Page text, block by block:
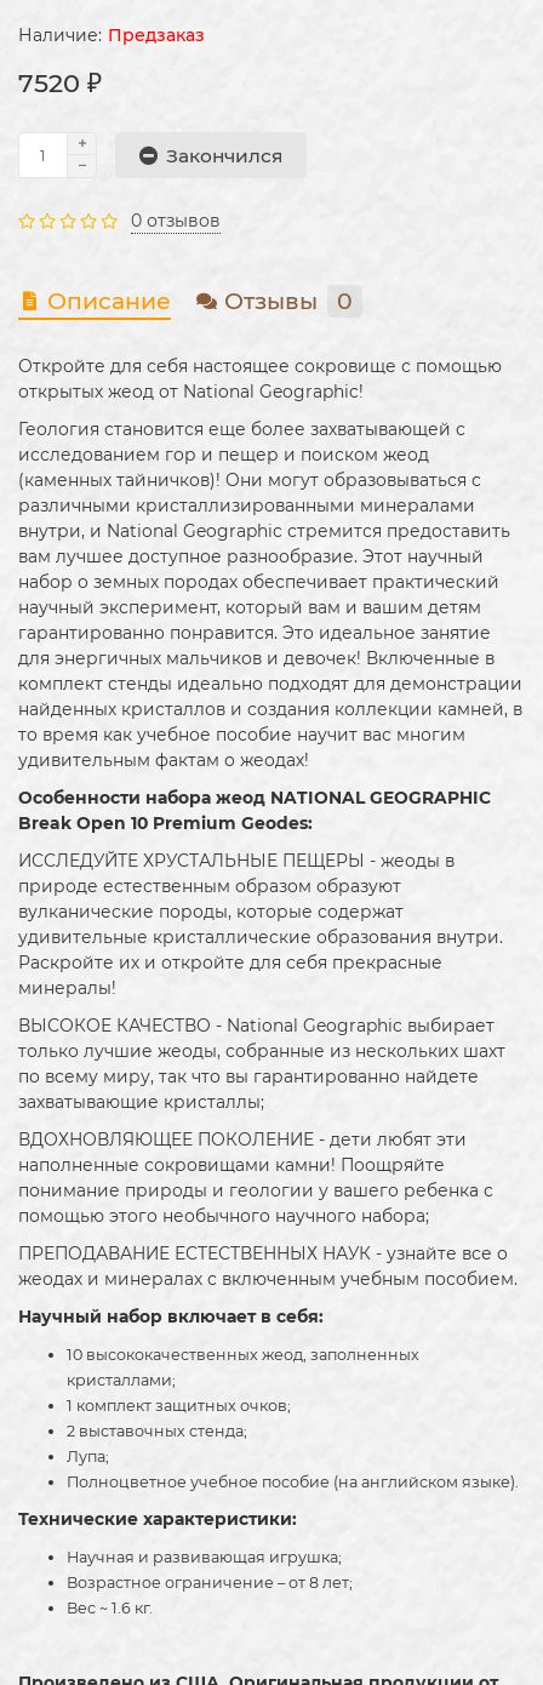
Предзаказ
7520 ₽
Закончился
0 отзывов
Описание Отзывы 0
Откройте для себя настоящее сокровище с помощью
открытых жеод от National Geographic!
Геология становится еще более захватывающей с
исследованием гор и пещер и поиском жеод
(каменных тайничков)! Они могут образовываться с
различными кристаллизированными минералами
внутри, и National Geographic стремится предоставить
вам лучшее доступное разнообразие. Этот научный
набор о земных породах обеспечивает практический
научный эксперимент, который вам и вашим детям
гарантированно понравится. Это идеальное занятие
для энергичных мальчиков и девочек! Включенные в
комплект стенды идеально подходят для демонстрации
найденных кристаллов и создания коллекции камней, в
то время как учебное пособие научит вас многим
удивительным фактам о жеодах!
Особенности набора жеод NATIONAL GEOGRAPHIC
Break Open 10 Premium Geodes:
ИССЛЕДУЙТЕ ХРУСТАЛЬНЫЕ ПЕЩЕРЫ - жеоды в
природе естественным образом образуют
вулканические породы, которые содержат
удивительные кристаллические образования внутри.
Раскройте их и откройте для себя прекрасные
минералы!
ВЫСОКОЕ КАЧЕСТВО - National Geographic выбирает
только лучшие жеоды, собранные из нескольких шахт
по всему миру, так что вы гарантированно найдете
захватывающие кристаллы;
ВДОХНОВЛЯЮЩЕЕ ПОКОЛЕНИЕ - дети любят эти
наполненные сокровищами камни! Поощряйте
понимание природы и геологии у вашего ребенка с
помощью этого необычного научного набора;
ПРЕПОДАВАНИЕ ЕСТЕСТВЕННЫХ НАУК - узнайте все о
жеодах и минералах с включенным учебным пособием.
Научный набор включает в себя:
10 высококачественных жеод, заполненных
кристаллами;
1 комплект защитных очков;
2 выставочных стенда;
Лупа;
Полноцветное учебное пособие (на английском языке).
Технические характеристики:
Научная и развивающая игрушка;
Возрастное ограничение – от 8 лет;
Вес ~ 1.6 кг.